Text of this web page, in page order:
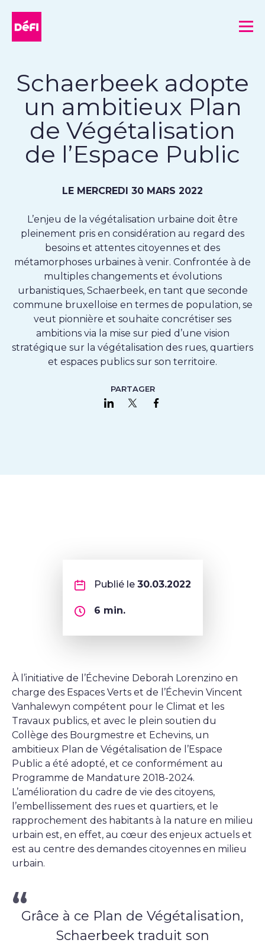
Schaerbeek adopte
un ambitieux Plan
de Végétalisation
de l’Espace Public
LE MERCREDI 30 MARS 2022
L’enjeu de la végétalisation urbaine doit être
pleinement pris en considération au regard des
besoins et attentes citoyennes et des
métamorphoses urbaines à venir. Confrontée à de
multiples changements et évolutions
urbanistiques, Schaerbeek, en tant que seconde
commune bruxelloise en termes de population, se
veut pionnière et souhaite concrétiser ses
ambitions via la mise sur pied d’une vision
stratégique sur la végétalisation des rues, quartiers
et espaces publics sur son territoire.
PARTAGER
Partager sur LinkedIn
Partager sur Twitter
Publié le 30.03.2022
6 min.
À l’initiative de l’Échevine Deborah Lorenzino en
charge des Espaces Verts et de l’Échevin Vincent
Vanhalewyn compétent pour le Climat et les
Travaux publics, et avec le plein soutien du
Collège des Bourgmestre et Echevins, un
ambitieux Plan de Végétalisation de l’Espace
Public a été adopté, et ce conformément au
Programme de Mandature 2018-2024.
L’amélioration du cadre de vie des citoyens,
l’embellissement des rues et quartiers, et le
rapprochement des habitants à la nature en milieu
urbain est, en effet, au cœur des enjeux actuels et
est au centre des demandes citoyennes en milieu
urbain.
Grâce à ce Plan de Végétalisation,
Schaerbeek traduit son